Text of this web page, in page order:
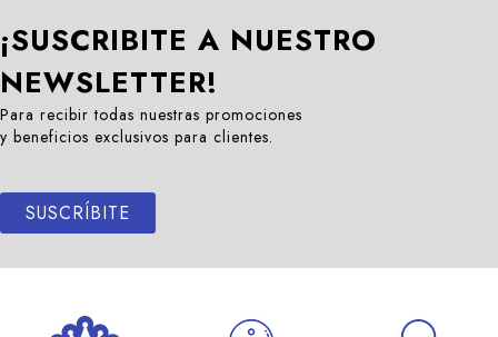
¡SUSCRIBITE A NUESTRO
NEWSLETTER!
Para recibir todas nuestras promociones
y beneficios exclusivos para clientes.
SUSCRÍBITE